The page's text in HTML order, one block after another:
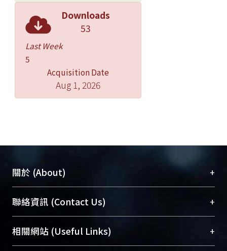
Downloads
53
Last Week
5
Acquisition Date
Aug 1, 2026
關於 (About) +
臺大位居世界頂尖大學之列，為永久珍藏及向國際
展現本校豐碩的研究成果及學術能量，圖書館整合
機構典藏（NTUR）與學術庫（AH）不同功能平
台，成為臺大學術典藏NTU scholars。期能整合研
聯絡資訊 (Contact Us) +
總館學科館員(Main Library)
醫學圖書館學科館員(Medical Library)
相關網站 (Useful Links) +